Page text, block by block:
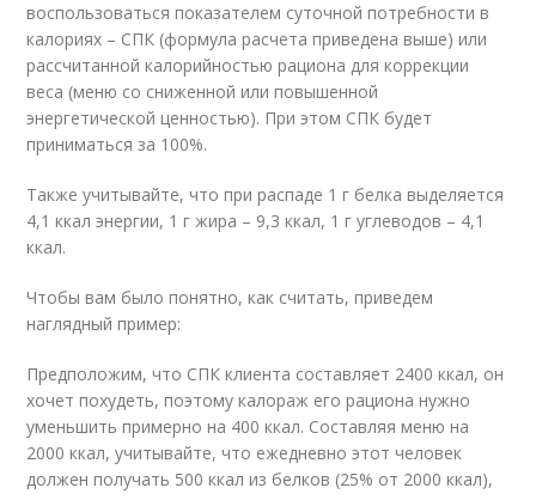
воспользоваться показателем суточной потребности в
калориях – СПК (формула расчета приведена выше) или
рассчитанной калорийностью рациона для коррекции
веса (меню со сниженной или повышенной
энергетической ценностью). При этом СПК будет
приниматься за 100%.
Также учитывайте, что при распаде 1 г белка выделяется
4,1 ккал энергии, 1 г жира – 9,3 ккал, 1 г углеводов – 4,1
ккал.
Чтобы вам было понятно, как считать, приведем
наглядный пример:
Предположим, что СПК клиента составляет 2400 ккал, он
хочет похудеть, поэтому калораж его рациона нужно
уменьшить примерно на 400 ккал. Составляя меню на
2000 ккал, учитывайте, что ежедневно этот человек
должен получать 500 ккал из белков (25% от 2000 ккал),